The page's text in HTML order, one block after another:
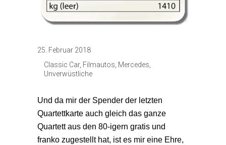
25. Februar 2018
Classic Car, Filmautos Mercedes
Unverwüstliche
Und da mir der Spender der letzten
Quartettkarte auch gleich das ganze
Quartett aus den 80-igern gratis und
franko zugestellt hat, ist es mir eine Ehre,